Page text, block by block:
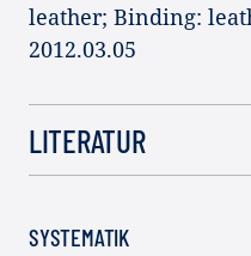
leather; Binding:
2012.03.05
LITERATUR
SYSTEMATIK